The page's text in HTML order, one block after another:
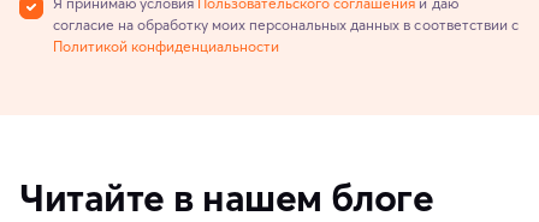
согласие на обработку моих персональных данных в соответствии с
Политикой конфиденциальности
Читайте в нашем блоге